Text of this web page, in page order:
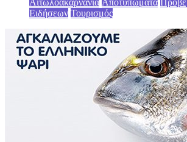
Ειδήσεων Τουρισμός